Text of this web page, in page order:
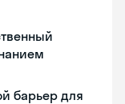
барьер для